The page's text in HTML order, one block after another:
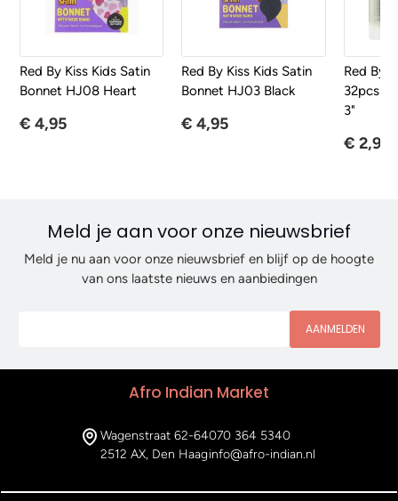
Red By Kiss Kids Satin
Bonnet HJ08 Heart
€ 4,95
Red By Kiss Kids Satin
Bonnet HJ03 Black
€ 4,95
Red By
32pcs
3"
€ 2,95
Meld je aan voor onze nieuwsbrief
Meld je nu aan voor onze nieuwsbrief en blijf op de hoogte
van ons laatste nieuws en aanbiedingen
AANMELDEN
Afro Indian Market
Wagenstraat 62-64
2512 AX, Den Haag
070 364 5340
info@afro-indian.nl